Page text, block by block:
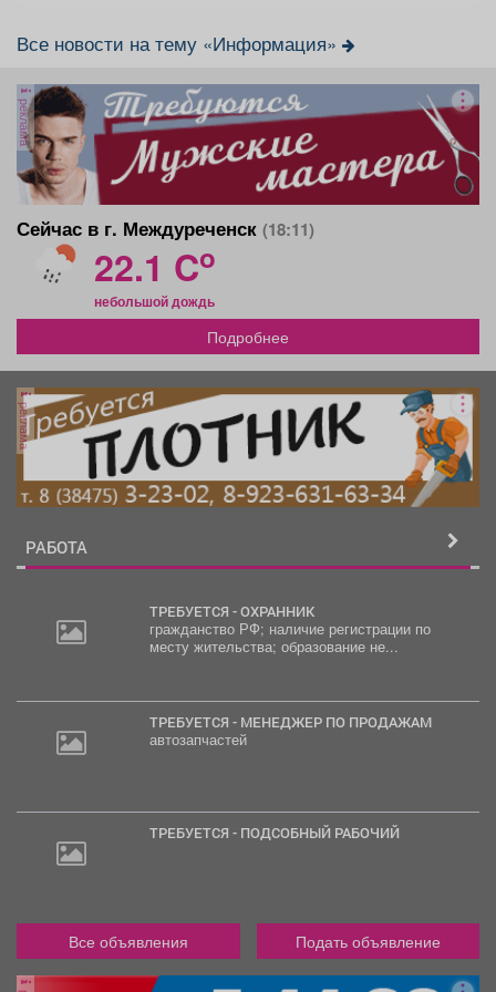
Все новости на тему «Информация»
реклама
Сейчас в г. Междуреченск (18:11)
22.1 Co
небольшой дождь
Подробнее
реклама
РАБОТА
ТРЕБУЕТСЯ - ОХРАННИК
гражданство РФ; наличие регистрации по
месту жительства; образование не...
ТРЕБУЕТСЯ - МЕНЕДЖЕР ПО ПРОДАЖАМ
автозапчастей
ТРЕБУЕТСЯ - ПОДСОБНЫЙ РАБОЧИЙ
Все объявления Подать объявление